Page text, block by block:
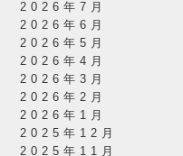
2026年7月
2026年6月
2026年5月
2026年4月
2026年3月
2026年2月
2026年1月
2025年12月
2025年11月